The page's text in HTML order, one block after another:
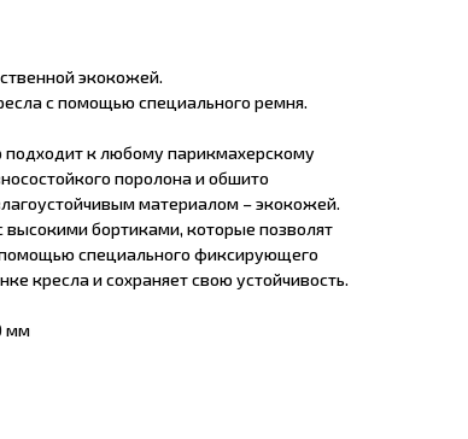
экокожей.
с помощью специального ремня.
к любому парикмахерскому
поролона и обшито
материалом – экокожей.
бортиками, которые позволят
помощью специального фиксирующего
кресла и сохраняет свою устойчивость.
мм